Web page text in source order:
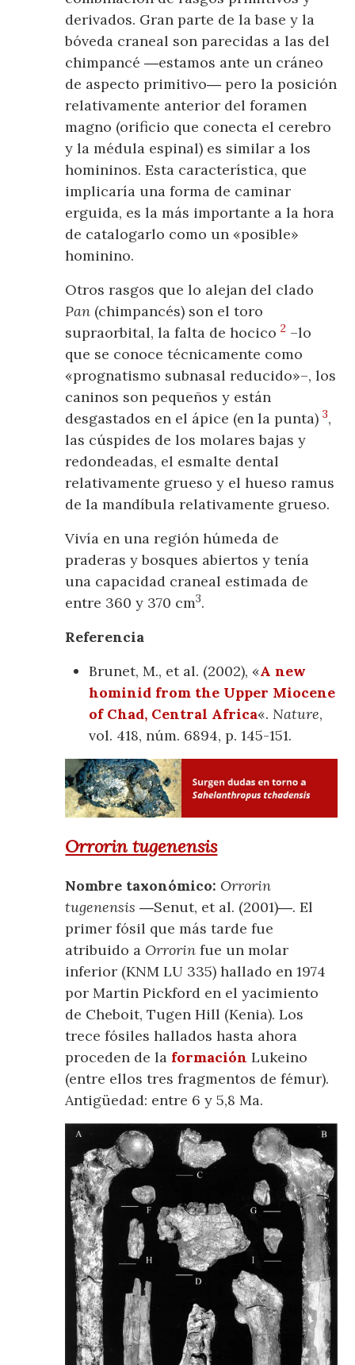
derivados. Gran parte de la base y la
bóveda craneal son parecidas a las del
chimpancé ―estamos ante un cráneo
de aspecto primitivo― pero la posición
relativamente anterior del foramen
magno (orificio que conecta el cerebro
y la médula espinal) es similar a los
homininos. Esta característica, que
implicaría una forma de caminar
erguida, es la más importante a la hora
de catalogarlo como un «posible»
hominino.
Otros rasgos que lo alejan del clado
Pan (chimpancés) son el toro
supraorbital, la falta de hocico2 –lo
que se conoce técnicamente como
«prognatismo subnasal reducido»–, los
caninos son pequeños y están
desgastados en el ápice (en la punta)3,
las cúspides de los molares bajas y
redondeadas, el esmalte dental
relativamente grueso y el hueso ramus
de la mandíbula relativamente grueso.
Vivía en una región húmeda de
praderas y bosques abiertos y tenía
una capacidad craneal estimada de
entre 360 y 370 cm3.
Referencia
Brunet, M., et al. (2002), «A new
hominid from the Upper Miocene
of Chad, Central Africa«. Nature,
vol. 418, núm. 6894, p. 145-151.
Orrorin tugenensis
Nombre taxonómico: Orrorin
tugenensis ―Senut, et al. (2001)―. El
primer fósil que más tarde fue
atribuido a Orrorin fue un molar
inferior (KNM LU 335) hallado en 1974
por Martin Pickford en el yacimiento
de Cheboit, Tugen Hill (Kenia). Los
trece fósiles hallados hasta ahora
proceden de la formación Lukeino
(entre ellos tres fragmentos de fémur).
Antigüedad: entre 6 y 5,8 Ma.